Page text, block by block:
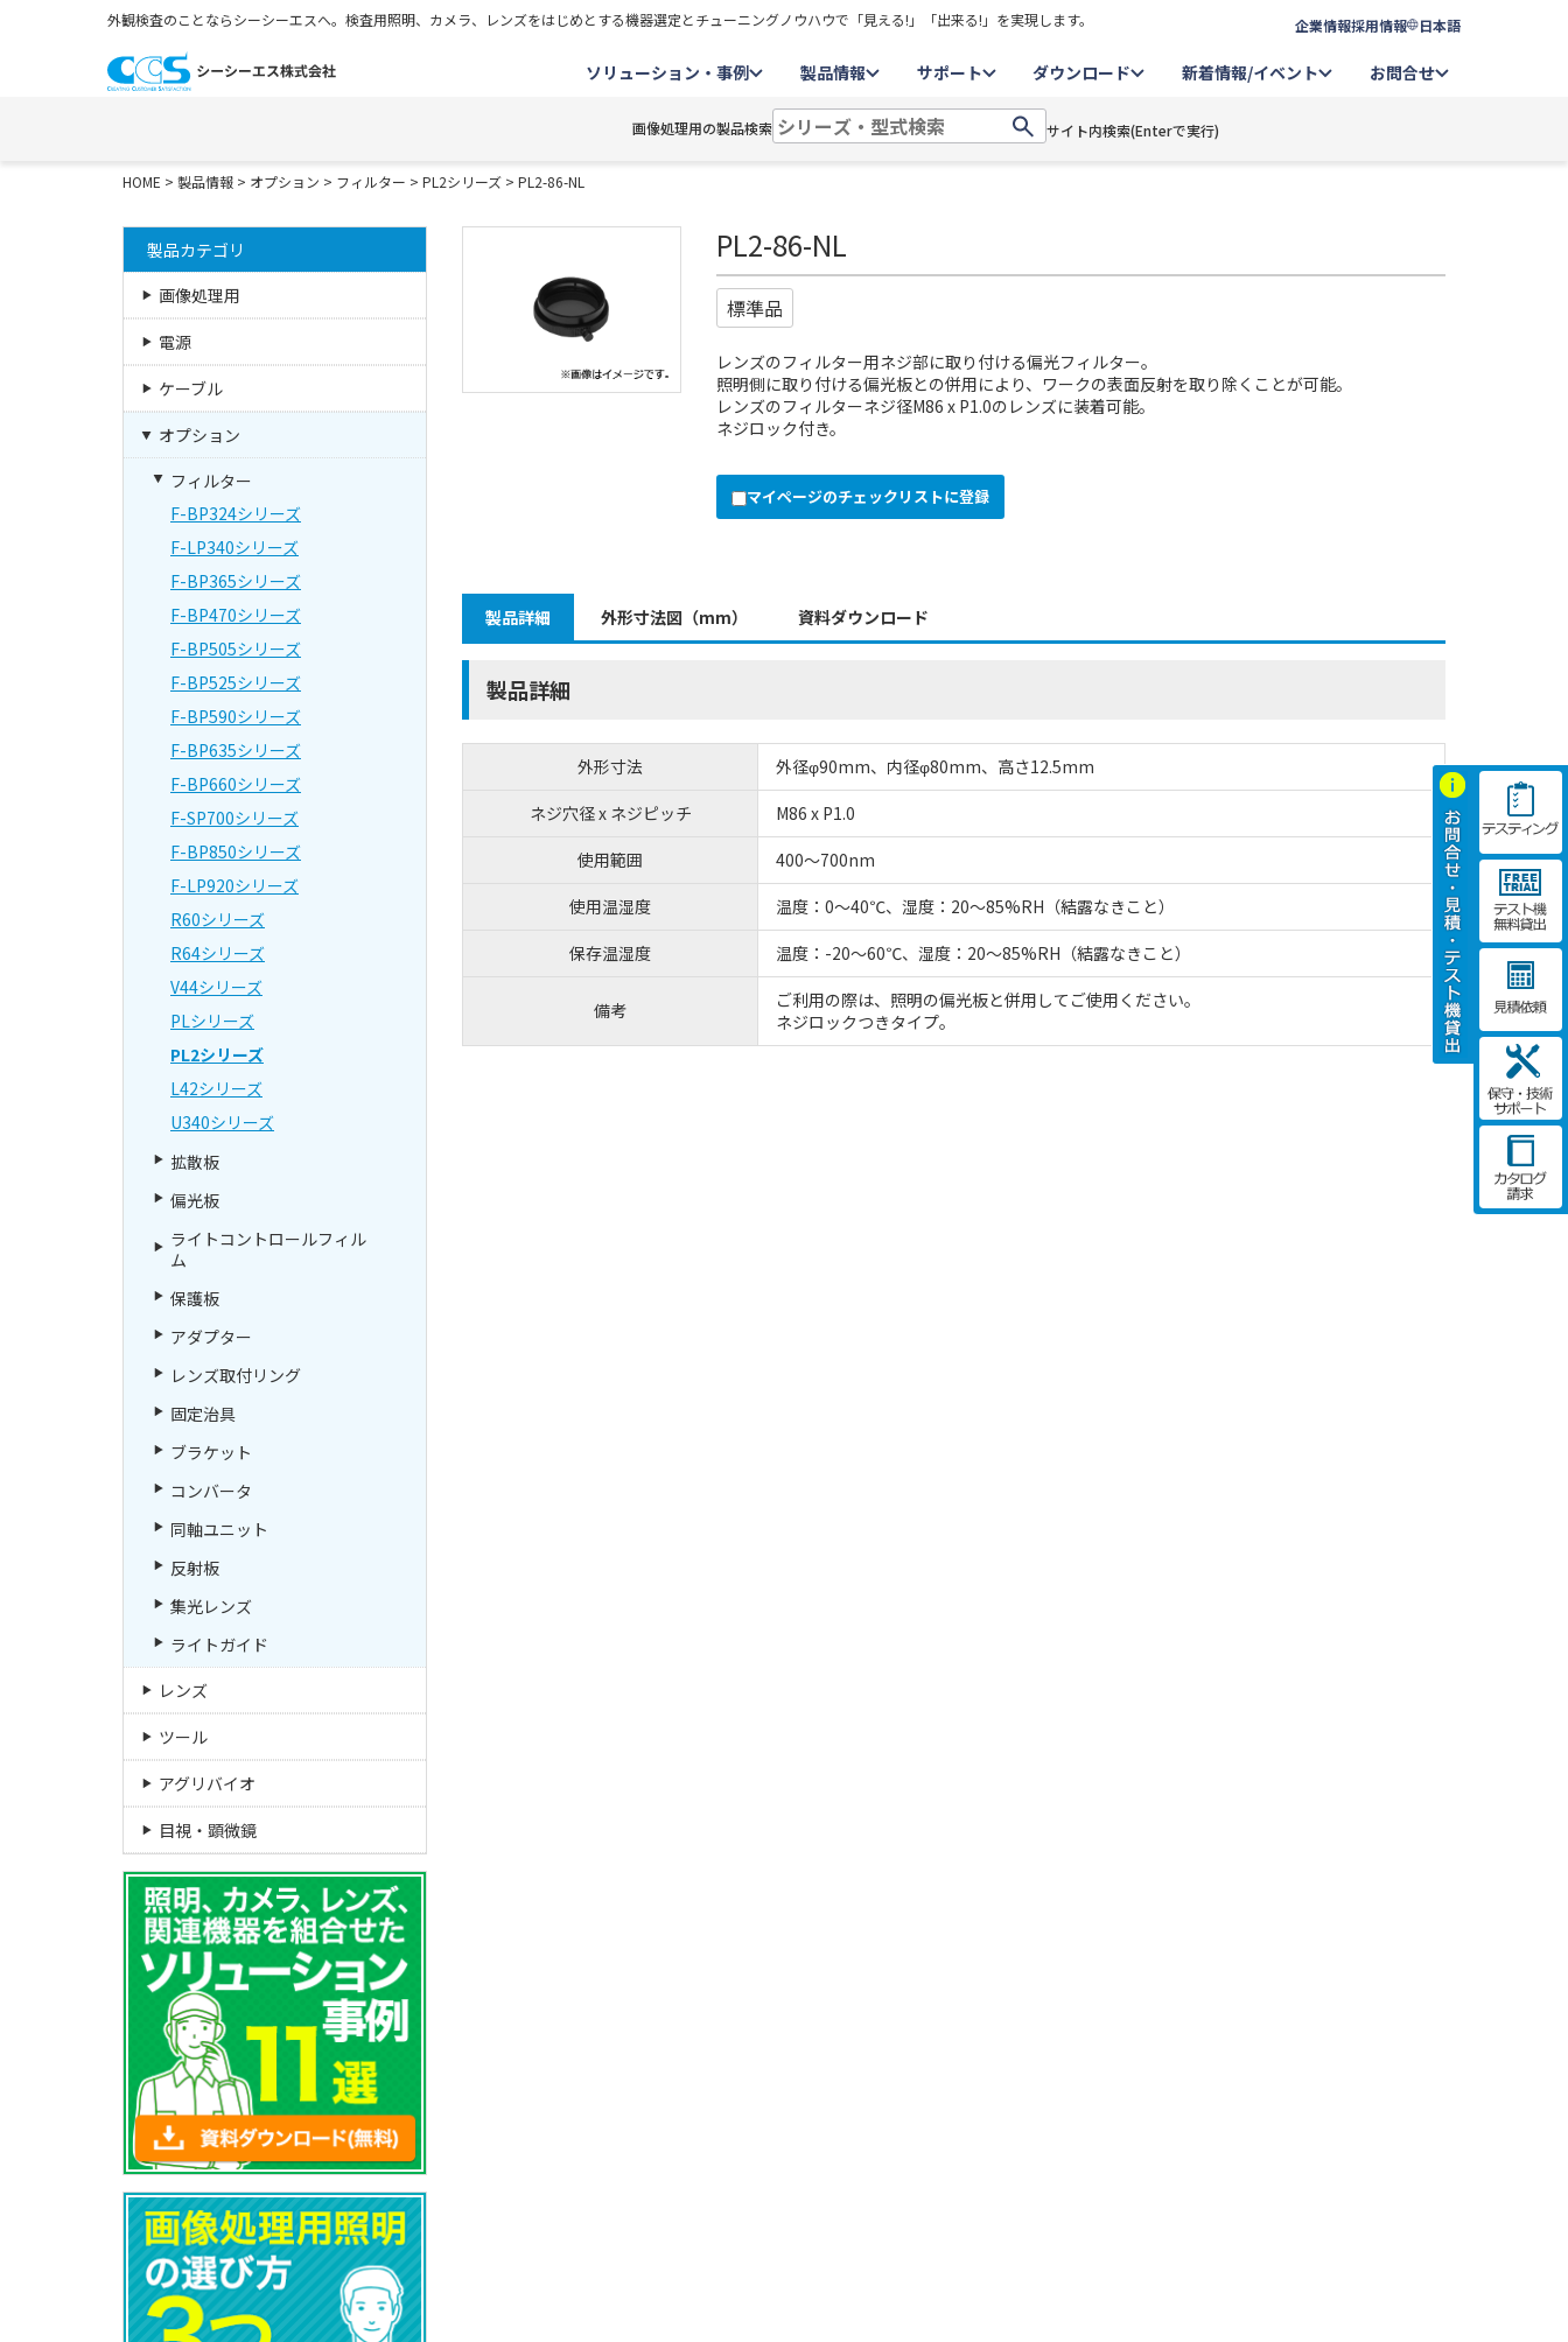
外観検査のことならシーシーエスへ。検査用照明、カメラ、レンズをはじめとする機器選定とチューニングノウハウで「見える!」「出来る!」を実現します。 企業情報採用情報 日本語
ソリューション・事例 製品情報 サポート ダウンロード 新着情報/イベント お問合せ
画像処理用の製品検索 サイト内検索(Enterで実行)
HOME > 製品情報 > オプション > フィルター > PL2シリーズ > PL2-86-NL
PL2-86-NL
標準品
レンズのフィルター用ネジ部に取り付ける偏光フィルター。
照明側に取り付ける偏光板との併用により、ワークの表面反射を取り除くことが可能。
レンズのフィルターネジ径M86 x P1.0のレンズに装着可能。
ネジロック付き。
マイページのチェックリストに登録
製品詳細 外形寸法図（mm） 資料ダウンロード
製品詳細
外形寸法
外径φ90mm、内径φ80mm、高さ12.5mm
ネジ穴径 x ネジピッチ
M86 x P1.0
使用範囲
400～700nm
使用温湿度
温度：0～40℃、湿度：20～85%RH（結露なきこと）
保存温湿度
温度：-20～60℃、湿度：20～85%RH（結露なきこと）
備考
ご利用の際は、照明の偏光板と併用してご使用ください。
ネジロックつきタイプ。
製品カテゴリ
画像処理用
電源
ケーブル
オプション
フィルター
F-BP324シリーズ
F-LP340シリーズ
F-BP365シリーズ
F-BP470シリーズ
F-BP505シリーズ
F-BP525シリーズ
F-BP590シリーズ
F-BP635シリーズ
F-BP660シリーズ
F-SP700シリーズ
F-BP850シリーズ
F-LP920シリーズ
R60シリーズ
R64シリーズ
V44シリーズ
PLシリーズ
PL2シリーズ
L42シリーズ
U340シリーズ
拡散板
偏光板
ライトコントロールフィル
ム
保護板
アダプター
レンズ取付リング
固定治具
ブラケット
コンバータ
同軸ユニット
反射板
集光レンズ
ライトガイド
レンズ
ツール
アグリバイオ
目視・顕微鏡